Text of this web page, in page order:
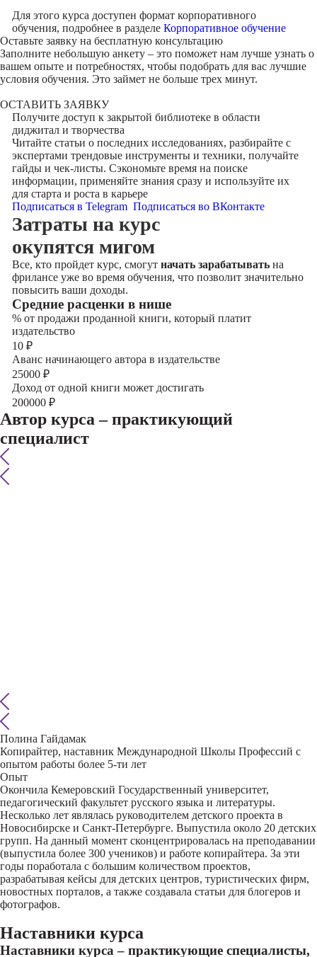
Для этого курса доступен формат корпоративного
обучения, подробнее в разделе Корпоративное обучение
Оставьте заявку на бесплатную консультацию
Заполните небольшую анкету – это поможет нам лучше узнать о
вашем опыте и потребностях, чтобы подобрать для вас лучшие
условия обучения. Это займет не больше трех минут.
ОСТАВИТЬ ЗАЯВКУ
Получите доступ к закрытой библиотекев области
диджитал и творчества
Читайте статьи о последних исследованиях, разбирайте с
экспертами трендовые инструменты и техники, получайте
гайды и чек-листы. Сэкономьте время на поиске
информации, применяйте знания сразу и используйте их
для старта и роста в карьере
Подписаться в Telegram Подписаться во ВКонтакте
Затраты на курс
окупятся мигом
Все, кто пройдет курс, смогутначать зарабатыватьна
фрилансе уже во время обучения, что позволит значительно
повысить ваши доходы.
Cредние расценки в нише
% от продажи проданной книги, который платит
издательство
10 ₽
Аванс начинающего автора в издательстве
25000 ₽
Доход от одной книги может достигать
200000 ₽
Автор курса – практикующий
специалист
Полина Гайдамак
Копирайтер, наставник Международной Школы Профессий с
опытом работы более 5-ти лет
Опыт
Окончила Кемеровский Государственный университет,
педагогический факультет русского языка и литературы.
Несколько лет являлась руководителем детского проекта в
Новосибирске и Санкт-Петербурге. Выпустила около 20 детских
групп. На данный момент сконцентрировалась на преподавании
(выпустила более 300 учеников) и работе копирайтера. За эти
годы поработала с большим количеством проектов,
разрабатывая кейсы для детских центров, туристических фирм,
новостных порталов, а также создавала статьи для блогеров и
фотографов.
Наставники курса
Наставники курса – практикующие специалисты,